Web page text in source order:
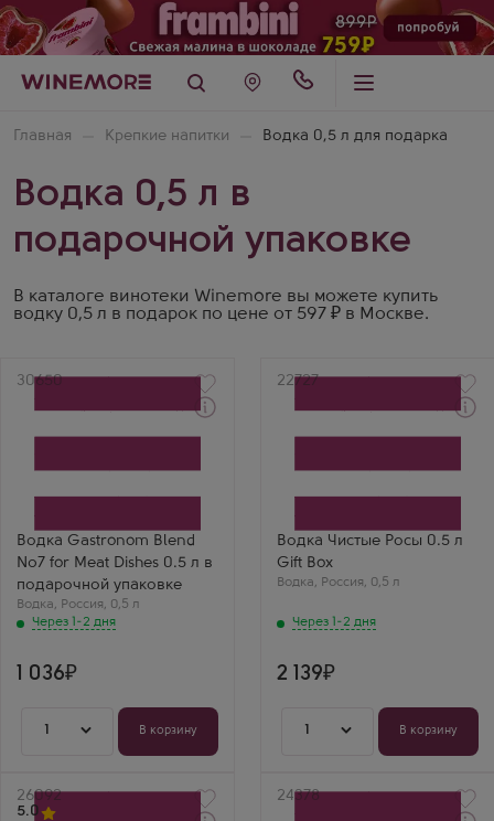
Главная Крепкие напитки Водка 0,5 л для подарка
Водка 0,5 л в
подарочной упаковке
В каталоге винотеки Winemore вы можете купить
водку 0,5 л в подарок по цене от 597 ₽ в Москве.
Артикул
30650
Водка Gastronom Blend
№7 for Meat Dishes 0.5 л в
подарочной упаковке
Водка, Россия, 0,5 л
Через 1-2 дня
Мясным Блюдам в
1 036
1 В корзину
Артикул
22727
Водка Чистые Росы 0.5 л
Gift Box
Водка, Россия, 0,5 л
Через 1-2 дня
подарочной коробке
Чистые Росы
2 139
1 В корзину
Артикул
26092
5.0
Артикул
24378